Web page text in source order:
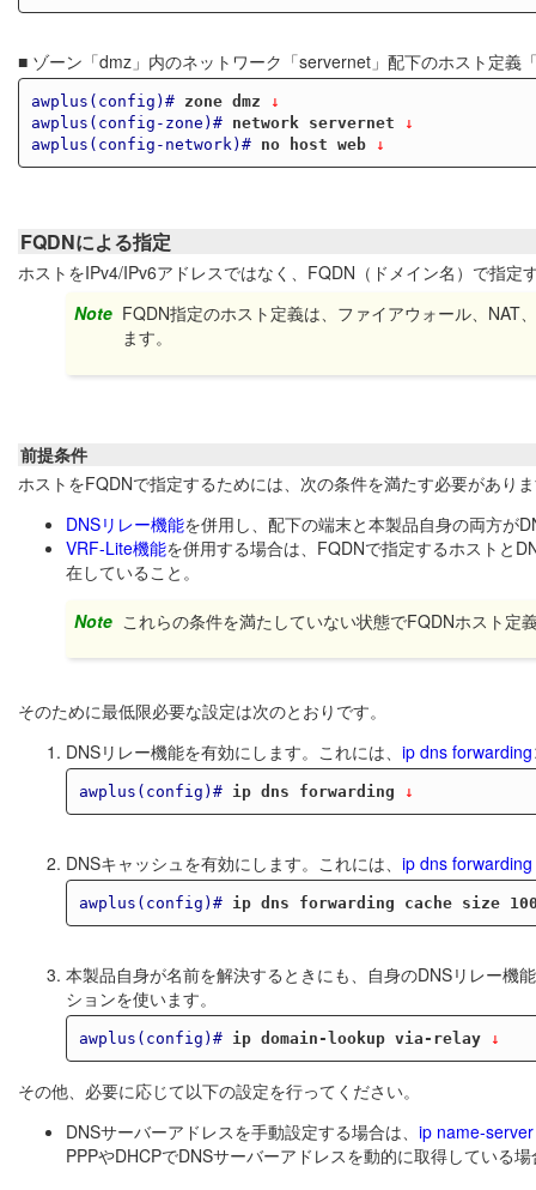
■ ゾーン「dmz」内のネットワーク「servernet」配下のホスト定義
awplus(config)# zone dmz ↓
awplus(config-zone)#
network servernet ↓
awplus(config-network)#
no host web ↓
FQDNによる指定
ホストをIPv4/IPv6アドレスではなく、FQDN（ドメイン名）で指定
Note FQDN指定のホスト定義は、ファイアウォール、NAT
ます。
前提条件
ホストをFQDNで指定するためには、次の条件を満たす必要があり
DNSリレー機能を併用し、配下の端末と本製品自身の両方が
VRF-Lite機能を併用する場合は、FQDNで指定するホストと
在していること。
Note これらの条件を満たしていない状態でFQDNホスト定
そのために最低限必要な設定は次のとおりです。
DNSリレー機能を有効にします。これには、 ip dns forwarding
awplus(config)# ip dns forwarding ↓
DNSキャッシュを有効にします。これには、 ip dns
awplus(config)# ip dns forwarding cache size
本製品自身が名前を解決するときにも、自身のDNSリレー機
ションを使います。
awplus(config)# ip domain-lookup via-relay ↓
その他、必要に応じて以下の設定を行ってください。
DNSサーバーアドレスを手動設定する場合は、 ip name-server
PPPやDHCPでDNSサーバーアドレスを動的に取得している